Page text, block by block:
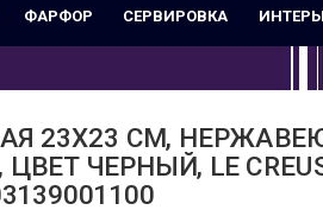
ФАРФОР СЕРВИРОВКА
23Х23 СМ,
ЧЕРНЫЙ, LE